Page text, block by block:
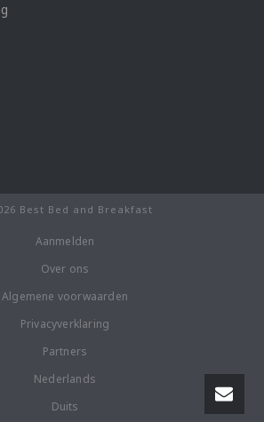
Best Bed and Breakfast
Aanmelden
Over ons
Algemene voorwaarden
Privacyverklaring
Partners
Nederlands
Duits